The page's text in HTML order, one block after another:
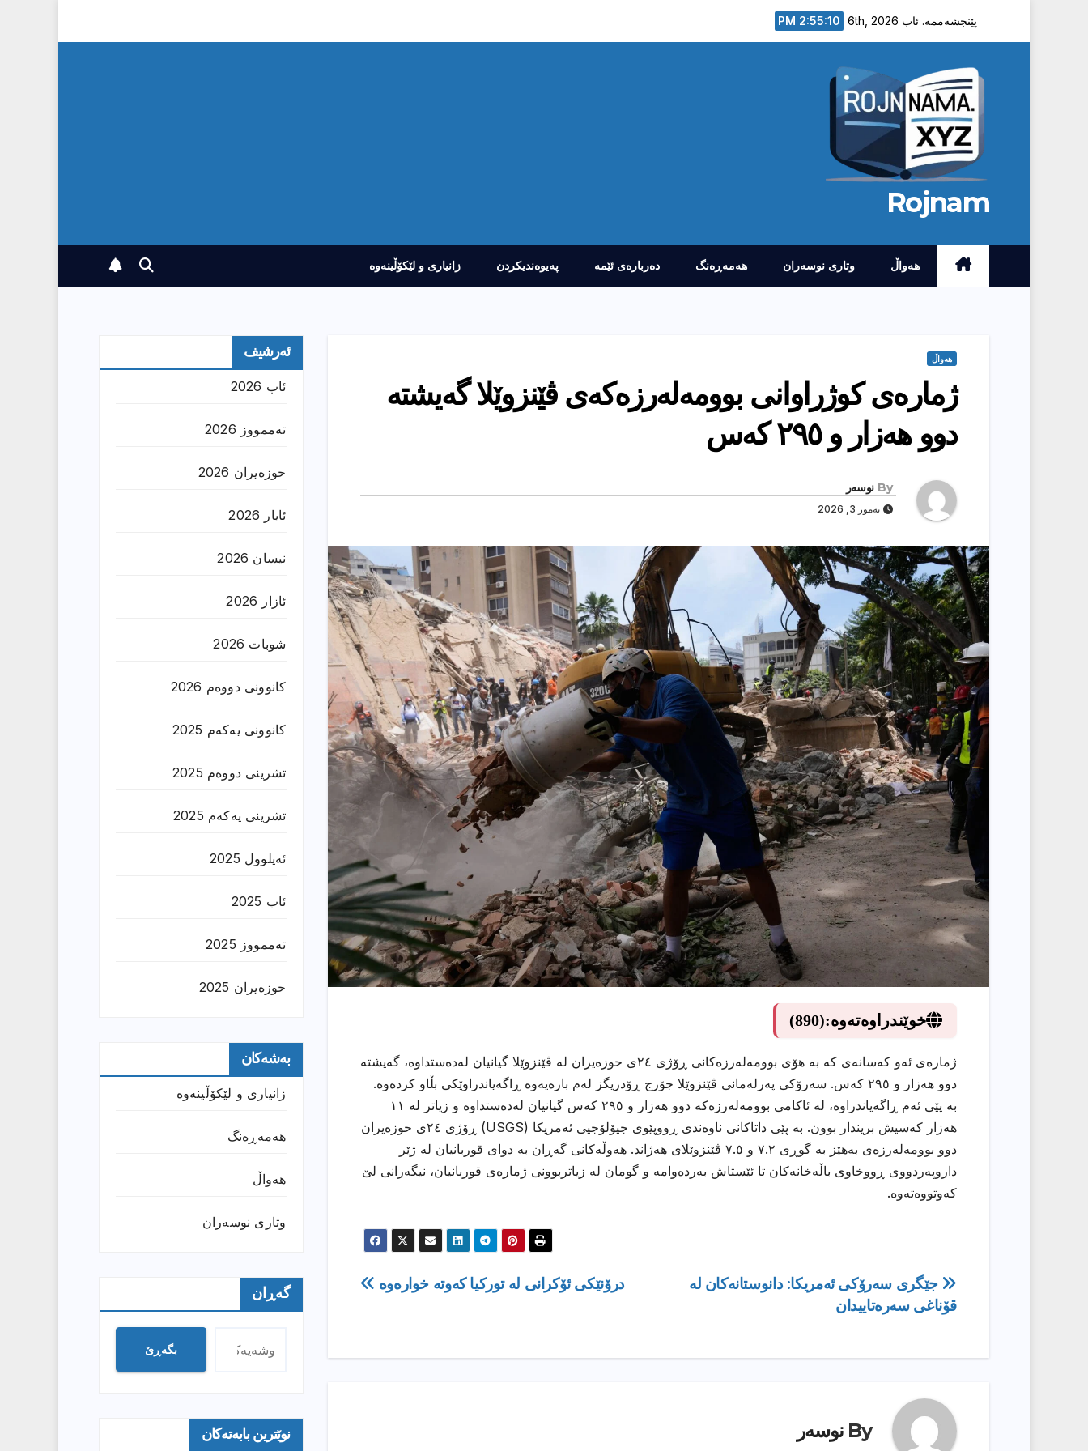
پێنجشەممە. ئاب 6th, 2026 2:55:11 PM
Rojnam
هەواڵ وتارى نوسەران هەمەڕەنگ دەربارەى ئێمە پەیوەندیکردن زانیارى و لێکۆڵینەوە
هەواڵ
ژمارەی کوژراوانی بوومەلەرزەکەی ڤێنزوێلا گەیشتە
دوو هەزار و ٢٩٥ کەس
By نوسەر
تەموز 3, 2026
خوێندراوەتەوە:(890)
ژمارەی ئەو کەسانەی کە بە هۆی بوومەلەرزەکانی ڕۆژی ٢٤ی حوزەیران لە ڤێنزوێلا گیانیان لەدەستداوە، گەیشتە
دوو هەزار و ٢٩٥ کەس. سەرۆکی پەرلەمانی ڤێنزوێلا جۆرج ڕۆدریگز لەم بارەیەوە ڕاگەیاندراوێکی بڵاو کردەوە.
بە پێی ئەم ڕاگەیاندراوە، لە ئاکامی بوومەلەرزەکە دوو هەزار و ٢٩٥ کەس گیانیان لەدەستداوە و زیاتر لە ١١
هەزار کەسیش بریندار بوون. بە پێی داتاکانی ناوەندی ڕووپێوی جیۆلۆجیی ئەمریکا (USGS) ڕۆژی ٢٤ی حوزەیران
دوو بوومەلەرزەی بەهێز بە گوڕی ٧.٢ و ٧.٥ ڤێنزوێلای هەژاند. هەوڵەکانی گەڕان بە دوای قوربانیان لە ژێر
داروپەردووی ڕووخاوی باڵەخانەکان تا ئێستاش بەردەوامە و گومان لە زیاتربوونی ژمارەی قوربانیان، نیگەرانی لێ
کەوتووەتەوە.
ڕێدۆزیی
بابەت
درۆنێكی ئۆكرانی له‌ توركیا كه‌وته‌ خواره‌وه‌
جێگرى سەرۆکى ئەمریکا: دانوستانەکان لە
قۆناغی سەرەتاییدان
By نوسەر
ئەرشیف
ئاب 2026
تەممووز 2026
حوزه‌یران 2026
ئایار 2026
نیسان 2026
ئازار 2026
شوبات 2026
کانوونی دووەم 2026
کانوونی یەکەم 2025
تشرینی دووەم 2025
تشرینی یەکەم 2025
ئەیلوول 2025
ئاب 2025
تەممووز 2025
حوزه‌یران 2025
بەشەکان
زانیارى و لێکۆڵینەوە
هەمەڕەنگ
هەواڵ
وتارى نوسەران
گەڕان
بگەڕێ
نوێترین بابەتەکان